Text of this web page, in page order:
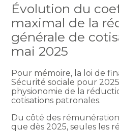
Évolution du
maximal de la
générale de
mai 2025
Pour mémoire, la loi de
Sécurité sociale pour
physionomie de la
cotisations patronales.
Du côté des
que dès 2025, seules les